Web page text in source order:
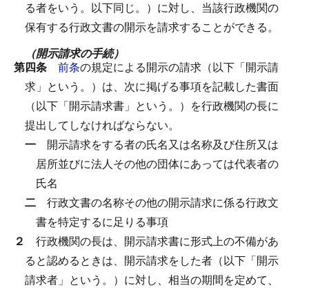
る者をいう。以下同じ。）に対し、当該行政機関の
保有する行政文書の開示を請求することができる。
（開示請求の手続）
第四条 前条の規定による開示の請求（以下「開示請
求」という。）は、次に掲げる事項を記載した書面
（以下「開示請求書」という。）を行政機関の長に
提出してしなければならない。
一 開示請求をする者の氏名又は名称及び住所又は
居所並びに法人その他の団体にあっては代表者の
氏名
二 行政文書の名称その他の開示請求に係る行政文
書を特定するに足りる事項
２ 行政機関の長は、開示請求書に形式上の不備があ
ると認めるときは、開示請求をした者（以下「開示
請求者」という。）に対し、相当の期間を定めて、